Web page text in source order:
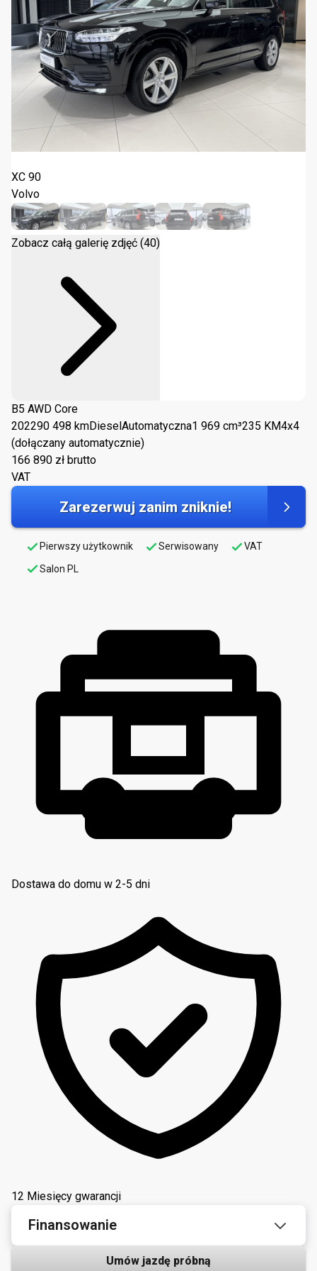
Volvo XC 90 B5 AWD Core 2022
XC 90
Volvo
Zobacz całą galerię zdjęć (40)
B5 AWD Core
202290 498 kmDiesel Automatyczna1 969 cm³235 KM4x4
(dołączany automatycznie)
166 890 zł brutto
VAT
Zarezerwuj zanim zniknie!
Pierwszy użytkownik Serwisowany
VAT
Salon PL
Dostawa do domu w 2-5 dni
12 Miesięcy gwarancji
Finansowanie
Umów jazdę próbną